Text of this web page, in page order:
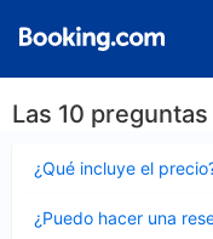
Las 10
¿Qué incluye el
cerrado
¿Puedo hacer una
cerrado